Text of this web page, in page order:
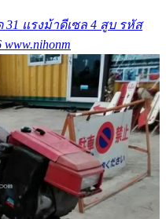
31 แรงม้าดีเซล 4 สูบ รหัส